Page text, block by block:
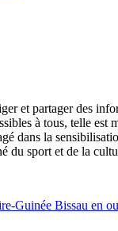
et partager des
à tous, telle est
dans la
du sport et de la
Guinée Bissau en